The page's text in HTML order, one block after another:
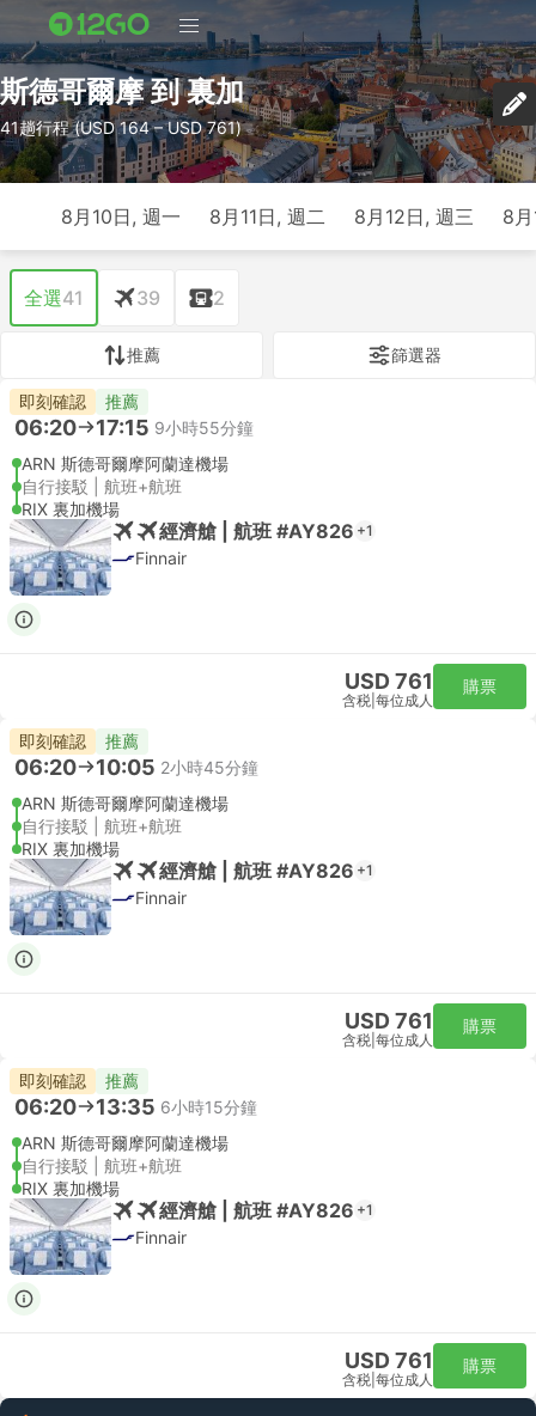
斯德哥爾摩 到 裏加
41趟行程 (USD 164 – USD 761)
8月10日, 週一 8月11日, 週二 8月12日, 週三 8
全選41 39 2
推薦 篩選器
即刻確認 推薦
06:20 17:15 9小時55分鐘
ARN 斯德哥爾摩阿蘭達機場
自行接駁 | 航班+航班
RIX 裏加機場
經濟艙 | 航班 #AY826 +1
Finnair
USD 761
含税 每位成人
購票
即刻確認 推薦
06:20 10:05 2小時45分鐘
ARN 斯德哥爾摩阿蘭達機場
自行接駁 | 航班+航班
RIX 裏加機場
經濟艙 | 航班 #AY826 +1
Finnair
USD 761
含税 每位成人
購票
即刻確認 推薦
06:20 13:35 6小時15分鐘
ARN 斯德哥爾摩阿蘭達機場
自行接駁 | 航班+航班
RIX 裏加機場
經濟艙 | 航班 #AY826 +1
Finnair
USD 761
含税 每位成人
購票